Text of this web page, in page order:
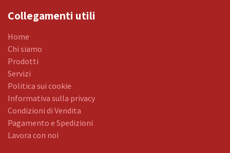
Collegamenti utili
Home
Chi siamo
Prodotti
Servizi
Politica sui cookie
Informativa sulla privacy
Condizioni di Vendita
Pagamento e Spedizioni
Lavora con noi